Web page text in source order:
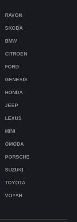
RAVON
SKODA
BMW
CITROEN
FORD
GENESIS
HONDA
JEEP
LEXUS
MINI
OMODA
PORSCHE
SUZUKI
TOYOTA
VOYAH